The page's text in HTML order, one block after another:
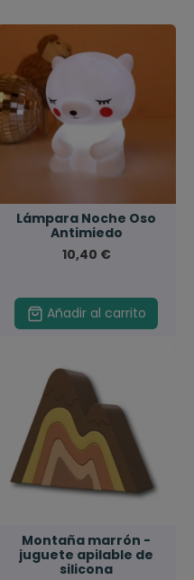
Lámpara Noche Oso
Antimiedo
10,40 €
Añadir al carrito
Montaña marrón -
juguete apilable de
silicona